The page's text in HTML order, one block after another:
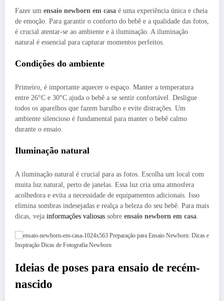
Fazer um ensaio newborn em casa é uma experiência única e cheia
de emoção. Para garantir o conforto do bebê e a qualidade das fotos,
é crucial atentar-se ao ambiente e à iluminação. A iluminação
natural é essencial para capturar momentos perfeitos.
Condições do ambiente
Primeiro, é importante aquecer o espaço. Manter a temperatura
entre 26°C e 30°C ajuda o bebê a se sentir confortável. Desligue
todos os aparelhos que fazem barulho e evite distrações. Um
ambiente silencioso é fundamental para manter o bebê calmo
durante o ensaio.
Iluminação natural
A iluminação natural é crucial para as fotos. Escolha um local com
muita luz natural, perto de janelas. Essa luz cria uma atmosfera
acolhedora e evita a necessidade de equipamentos adicionais. Isso
elimina sombras indesejadas e realça a beleza do seu bebê. Para mais
dicas, veja informações valiosas sobre ensaio newborn em casa
Ideias de poses para ensaio de recém-
nascido